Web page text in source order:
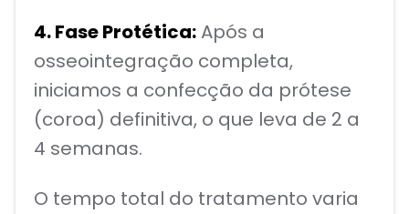
4. Fase Protética:Após a
osseointegração completa,
iniciamos a confecção da prótese
(coroa) definitiva, o que leva de 2 a
4 semanas.
O tempo total do tratamento varia